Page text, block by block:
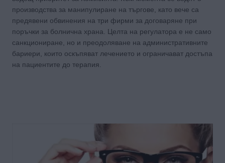
производства за манипулиране на търгове, като вече са
предявени обвинения на три фирми за договаряне при
поръчки за болнична храна. Целта на регулатора е не само
санкциониране, но и преодоляване на административните
бариери, които оскъпяват лечението и ограничават достъпа
на пациентите до терапия.